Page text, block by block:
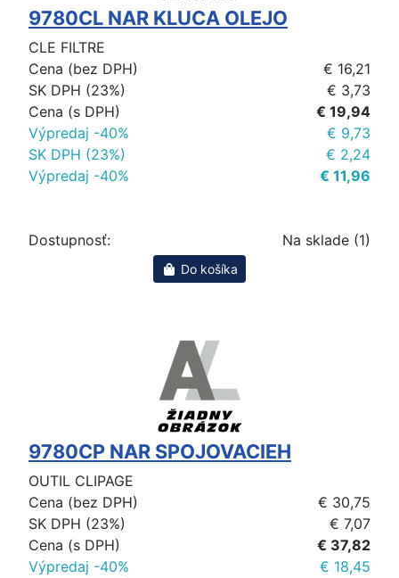
9780CL NAR KLUCA OLEJO
CLE FILTRE
Cena (bez DPH)
€ 16,21
SK DPH (23%)
€ 3,73
Cena (s DPH)
€ 19,94
Výpredaj -40%
€ 9,73
SK DPH (23%)
€ 2,24
Výpredaj -40%
€ 11,96
Dostupnosť: Na sklade (1)
Do košíka
9780CP NAR SPOJOVACIEH
OUTIL CLIPAGE
Cena (bez DPH)
€ 30,75
SK DPH (23%)
€ 7,07
Cena (s DPH)
€ 37,82
Výpredaj -40%
€ 18,45